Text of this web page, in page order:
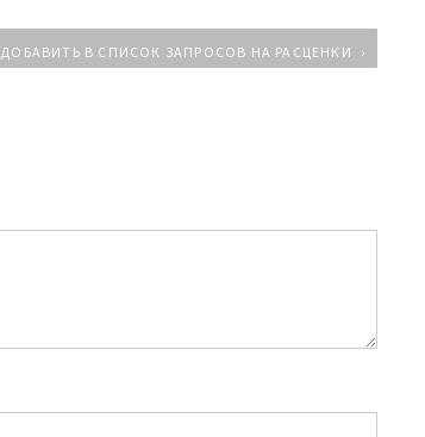
ДОБАВИТЬ В СПИСОК ЗАПРОСОВ НА РАСЦЕНКИ